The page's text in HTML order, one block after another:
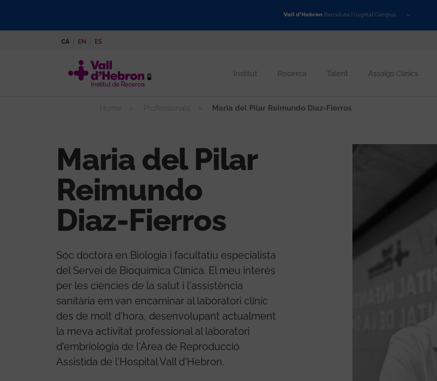
CA EN ES
Institut Recerca Talent Assaigs Clínics
Home Professionals Maria del Pilar Reimundo Diaz-Fierros
Maria del Pilar
Reimundo
Diaz-Fierros
Sóc doctora en Biologia i facultatiu especialista
del Servei de Bioquímica Clínica. El meu interès
per les ciències de la salut i l'assistència
sanitària em van encaminar al laboratori clínic
des de molt d'hora, desenvolupant actualment
la meva activitat professional al laboratori
d'embriologia de l'Àrea de Reproducció
Assistida de l'Hospital Vall d'Hebron.